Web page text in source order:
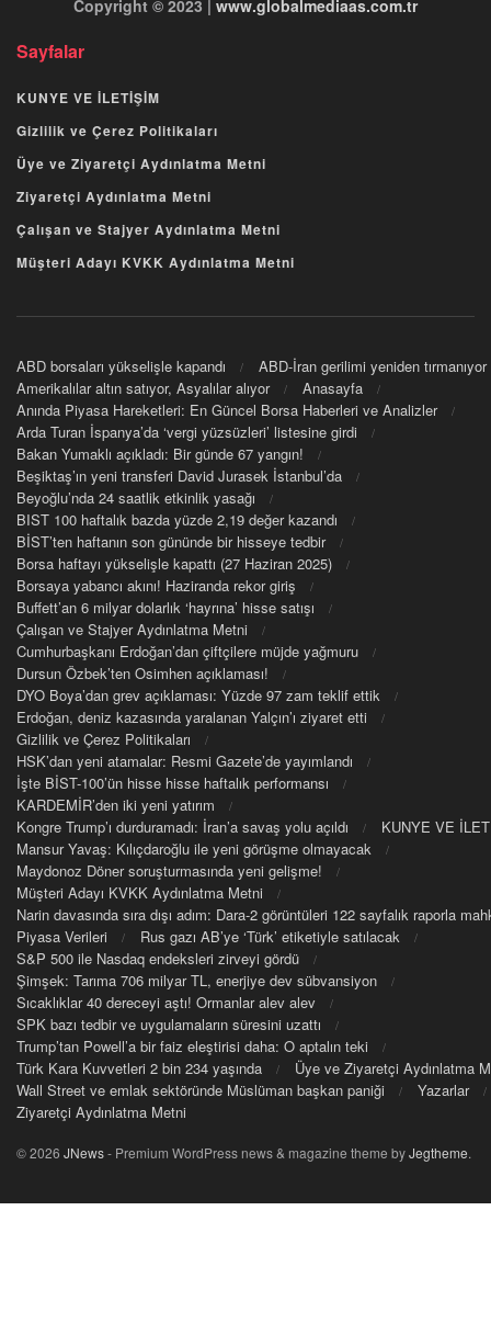
Copyright © 2023 | www.globalmediaas.com.tr
Sayfalar
KUNYE VE İLETİŞİM
Gizlilik ve Çerez Politikaları
Üye ve Ziyaretçi Aydınlatma Metni
Ziyaretçi Aydınlatma Metni
Çalışan ve Stajyer Aydınlatma Metni
Müşteri Adayı KVKK Aydınlatma Metni
ABD borsaları yükselişle kapandı
ABD-İran gerilimi yeniden tırmanıyor
Amerikalılar altın satıyor, Asyalılar alıyor
Anasayfa
Anında Piyasa Hareketleri: En Güncel Borsa Haberleri ve Analizler
Arda Turan İspanya’da ‘vergi yüzsüzleri’ listesine girdi
Bakan Yumaklı açıkladı: Bir günde 67 yangın!
Beşiktaş’ın yeni transferi David Jurasek İstanbul’da
Beyoğlu’nda 24 saatlik etkinlik yasağı
BIST 100 haftalık bazda yüzde 2,19 değer kazandı
BİST’ten haftanın son gününde bir hisseye tedbir
Borsa haftayı yükselişle kapattı (27 Haziran 2025)
Borsaya yabancı akını! Haziranda rekor giriş
Buffett’an 6 milyar dolarlık ‘hayrına’ hisse satışı
Çalışan ve Stajyer Aydınlatma Metni
Cumhurbaşkanı Erdoğan’dan çiftçilere müjde yağmuru
Dursun Özbek’ten Osimhen açıklaması!
DYO Boya’dan grev açıklaması: Yüzde 97 zam teklif ettik
Erdoğan, deniz kazasında yaralanan Yalçın’ı ziyaret etti
Gizlilik ve Çerez Politikaları
HSK’dan yeni atamalar: Resmi Gazete’de yayımlandı
İşte BİST-100’ün hisse hisse haftalık performansı
KARDEMİR’den iki yeni yatırım
Kongre Trump’ı durduramadı: İran’a savaş yolu açıldı
KUNYE VE
Mansur Yavaş: Kılıçdaroğlu ile yeni görüşme olmayacak
Maydonoz Döner soruşturmasında yeni gelişme!
Müşteri Adayı KVKK Aydınlatma Metni
Narin davasında sıra dışı adım: Dara-2 görüntüleri 122 sayfalık raporla
Piyasa Verileri
Rus gazı AB’ye ‘Türk’ etiketiyle satılacak
S&P 500 ile Nasdaq endeksleri zirveyi gördü
Şimşek: Tarıma 706 milyar TL, enerjiye dev sübvansiyon
Sıcaklıklar 40 dereceyi aştı! Ormanlar alev alev
SPK bazı tedbir ve uygulamaların süresini uzattı
Trump’tan Powell’a bir faiz eleştirisi daha: O aptalın teki
Türk Kara Kuvvetleri 2 bin 234 yaşında
Üye ve Ziyaretçi Aydınlatma
Wall Street ve emlak sektöründe Müslüman başkan paniği
Yazarlar
Ziyaretçi Aydınlatma Metni
© 2026 JNews- Premium WordPress news & magazine theme byJegtheme.